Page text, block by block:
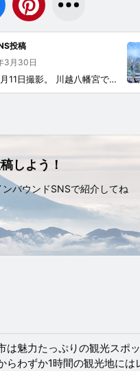
投稿
3月30日
26年1月11日撮影。 川越八幡宮での、川越若鳶会による出初め神事です。
しよう！
バウンドSNSで紹介してね
は魅力たっぷりの観光スポ
らわずか1時間の観光地には